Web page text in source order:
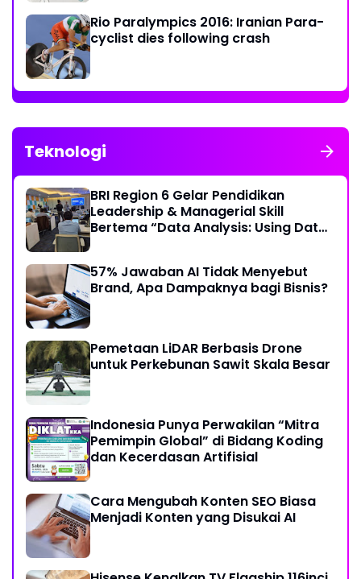
Rio Paralympics 2016: Iranian Para-
cyclist dies following crash
Teknologi
BRI Region 6 Gelar Pendidikan
Leadership & Managerial Skill
Bertema “Data Analysis: Using Data
57% Jawaban AI Tidak Menyebut
Brand, Apa Dampaknya bagi Bisnis?
Pemetaan LiDAR Berbasis Drone
untuk Perkebunan Sawit Skala Besar
Indonesia Punya Perwakilan “Mitra
Pemimpin Global” di Bidang Koding
dan Kecerdasan Artifisial
Cara Mengubah Konten SEO Biasa
Menjadi Konten yang Disukai AI